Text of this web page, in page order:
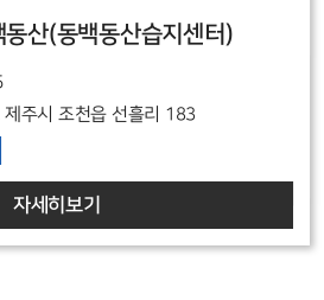
동산(동백동산습지센터)
주시 조천읍 선흘리 183
자세히보기